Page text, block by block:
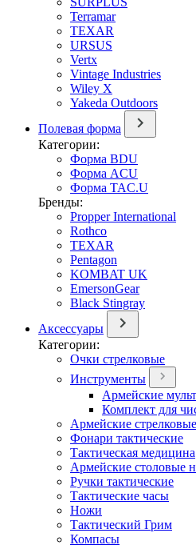
Terramar
TEXAR
URSUS
Vertx
Vintage Industries
Wiley X
Yakeda Outdoors
Полевая форма
Категории:
Форма BDU
Форма ACU
Форма TAC.U
Бренды:
Propper International
Rothco
TEXAR
Pentagon
KOMBAT UK
EmersonGear
Black Stingray
Аксессуары
Категории:
Очки стрелковые
Инструменты
Армейские
Комплект для
Армейские
Фонари тактические
Тактическая медицина
Армейские столовые
Ручки тактические
Тактические часы
Ножи
Тактический Грим
Компасы